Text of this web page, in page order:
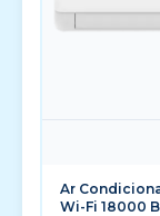
Ar
Wi-Fi 18000